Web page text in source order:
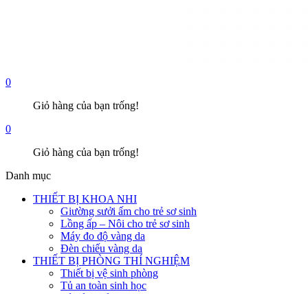
0
Giỏ hàng của bạn trống!
0
Giỏ hàng của bạn trống!
Danh mục
THIẾT BỊ KHOA NHI
Giường sưởi ấm cho trẻ sơ sinh
Lồng ấp – Nôi cho trẻ sơ sinh
Máy đo độ vàng da
Đèn chiếu vàng da
THIẾT BỊ PHÒNG THÍ NGHIỆM
Thiết bị vệ sinh phòng
Tủ an toàn sinh học